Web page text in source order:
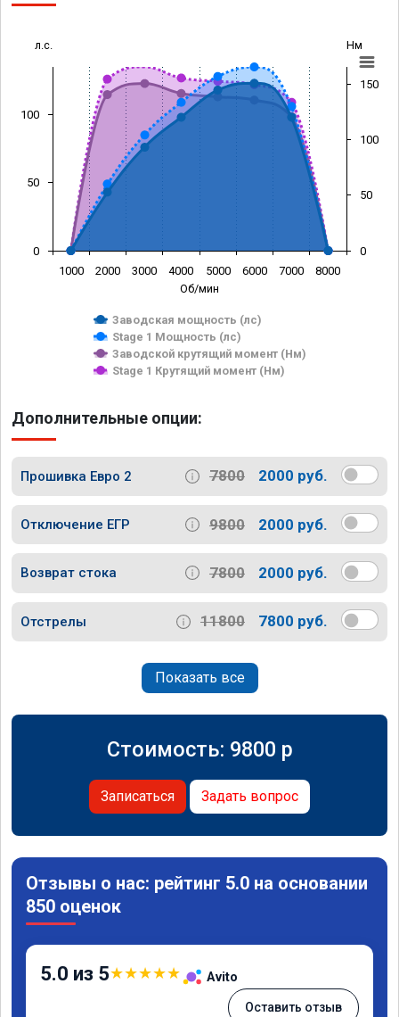
Об/мин
л.с. Нм
Заводская мощность (лс)
Stage 1 Мощность (лс)
Заводской крутящий момент (Нм)
Stage 1 Крутящий момент (Нм)
1000 2000 3000 4000 5000 6000 7000 8000
0
50
100
0
50
100
150
Дополнительные опции:
Прошивка Евро 2 7800 2000 руб.
Отключение ЕГР 9800 2000 руб.
Возврат стока 7800 2000 руб.
Отстрелы 11800 7800 руб.
Показать все
Стоимость: 9800 p
Записаться Задать вопрос
Отзывы о нас: рейтинг 5.0 на основании
850 оценок
5.0 из 5★★★★★ Avito
Оставить отзыв